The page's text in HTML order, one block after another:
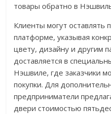
товары обратно в
Клиенты могут оставлять
платформе, указывая
цвету, дизайну и другим
доставляется в
Нэшвиле, где заказчики
покупки. Для
предприниматели
двери стоимостью